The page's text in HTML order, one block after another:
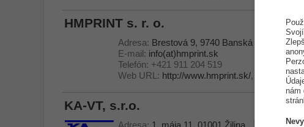
HMPRINT s. r. o.
Adresa: Brestová 9, 9740 Banská Bystrica
E-mail: info(at)hmprint.sk
Telefón: +421 911 204 519
Web URL: http://www.hmprint.sk/,
KA-VT, s.r.o.
nám